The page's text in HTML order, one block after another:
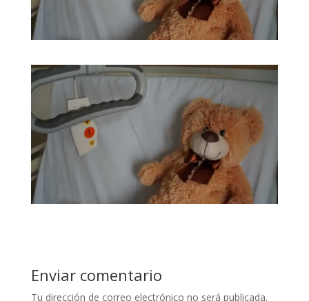
Enviar comentario
Tu dirección de correo electrónico no será publicada.